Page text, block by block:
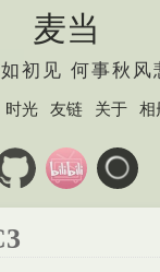
麦当
初见 何事秋风
时光 友链 关于 相